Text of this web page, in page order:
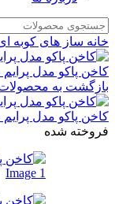
خانه ساز های کوبه
کاخن پاکو مدل
بازگشت به
کاخن پاکو مدل
فروخته شده